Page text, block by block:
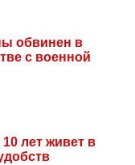
обвинен в
с военной
лет живет в